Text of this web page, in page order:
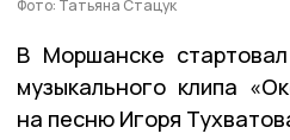
Фото: Татьяна Стацук
В Моршанске
музыкального клипа
на песню Игоря